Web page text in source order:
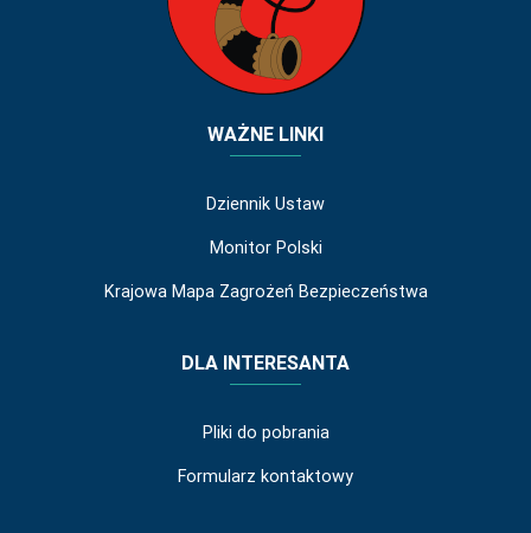
WAŻNE LINKI
Dziennik Ustaw
Monitor Polski
Krajowa Mapa Zagrożeń Bezpieczeństwa
DLA INTERESANTA
Pliki do pobrania
Formularz kontaktowy